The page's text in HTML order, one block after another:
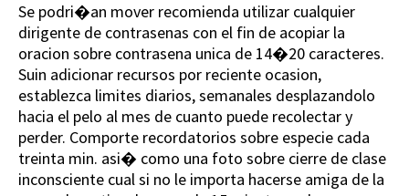
Se podri�an mover recomienda utilizar cualquier
dirigente de contrasenas con el fin de acopiar la
oracion sobre contrasena unica de 14�20 caracteres.
Suin adicionar recursos por reciente ocasion,
establezca limites diarios, semanales desplazandolo
hacia el pelo al mes de cuanto puede recolectar y
perder. Comporte recordatorios sobre especie cada
treinta min. asi� como una foto sobre cierre de clase
inconsciente cual si no le importa hacerse amiga de la